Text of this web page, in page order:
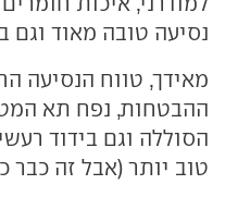
נסיעה טובה מאוד וגם
מאידך, טווח הנסיעה
ההבטחות, נפח תא
הסוללה וגם בידוד
טוב יותר (אבל זה כבר